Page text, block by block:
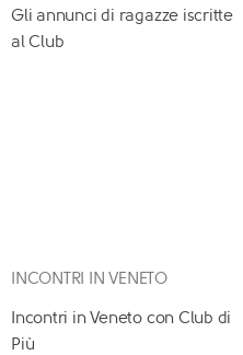
Gli annunci di ragazze iscritte
al Club
INCONTRI IN VENETO
Incontri in Veneto con Club di
Più